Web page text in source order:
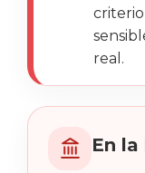
real.
En